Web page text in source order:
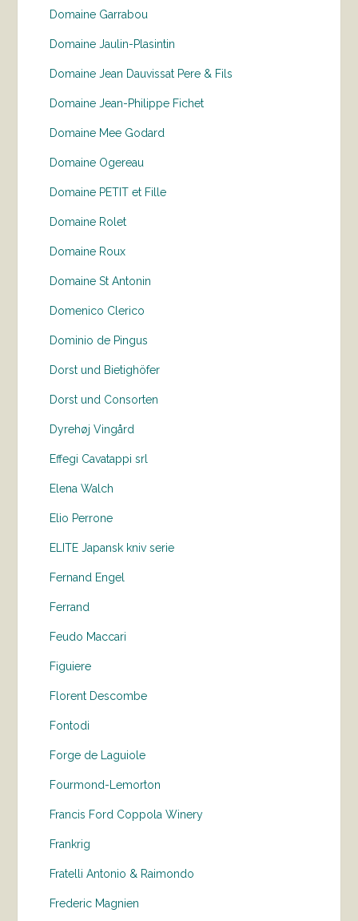
Domaine Garrabou
Domaine Jaulin-Plasintin
Domaine Jean Dauvissat Pere & Fils
Domaine Jean-Philippe Fichet
Domaine Mee Godard
Domaine Ogereau
Domaine PETIT et Fille
Domaine Rolet
Domaine Roux
Domaine St Antonin
Domenico Clerico
Dominio de Pingus
Dorst und Bietighöfer
Dorst und Consorten
Dyrehøj Vingård
Effegi Cavatappi srl
Elena Walch
Elio Perrone
ELITE Japansk kniv serie
Fernand Engel
Ferrand
Feudo Maccari
Figuiere
Florent Descombe
Fontodi
Forge de Laguiole
Fourmond-Lemorton
Francis Ford Coppola Winery
Frankrig
Fratelli Antonio & Raimondo
Frederic Magnien